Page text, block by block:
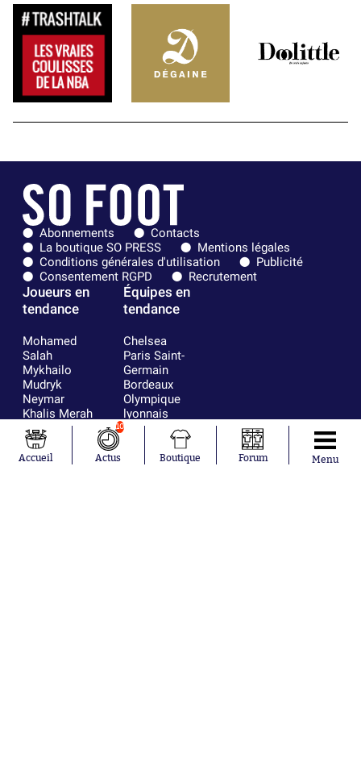
Abonnements
Contacts
La boutique SO PRESS
Mentions légales
Conditions générales d'utilisation
Publicité
Consentement RGPD
Recrutement
Joueurs en
tendance
Mohamed
Salah
Mykhailo
Mudryk
Neymar
Khalis Merah
Loïs Openda
Moussa
Niakhaté
Équipes en
tendance
Chelsea
Paris Saint-
Germain
Bordeaux
Olympique
lyonnais
FIFA
Real Madrid
RC Strasbourg
Accueil
10
Actus Boutique Forum Menu